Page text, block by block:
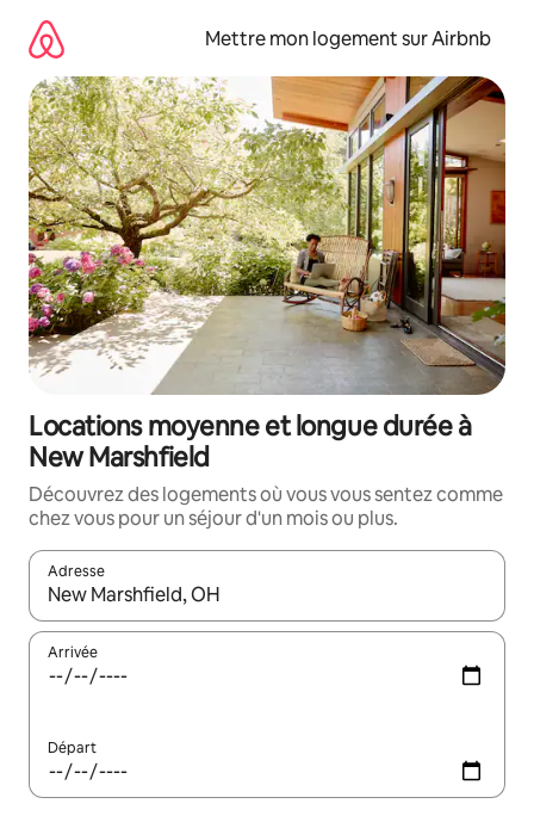
directement
contenu
Mettre mon logement sur Airbnb
Locations moyenne et longue durée à
New Marshfield
Découvrez des logements où vous vous sentez comme
chez vous pour un séjour d'un mois ou plus.
Adresse
Lorsque les résultats s'affichent, utilisez les flèches vers le
Arrivée
Départ